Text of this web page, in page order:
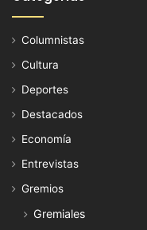
Columnistas
Cultura
Deportes
Destacados
Economía
Entrevistas
Gremios
Gremiales